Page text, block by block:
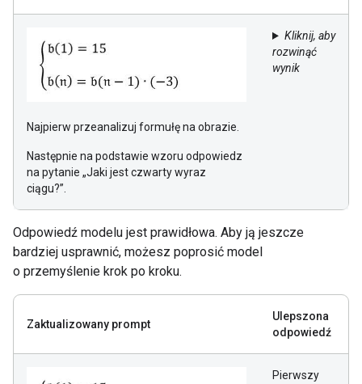
Najpierw przeanalizuj formułę na obrazie.
Następnie na podstawie wzoru odpowiedz
na pytanie „Jaki jest czwarty wyraz
ciągu?”.
Kliknij, aby
rozwinąć
wynik
Odpowiedź modelu jest prawidłowa. Aby ją jeszcze
bardziej usprawnić, możesz poprosić model
o przemyślenie krok po kroku.
Zaktualizowany prompt
Ulepszona
odpowiedź
Pierwszy